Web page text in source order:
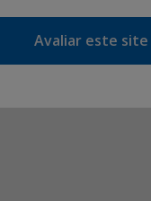
Avaliar este site